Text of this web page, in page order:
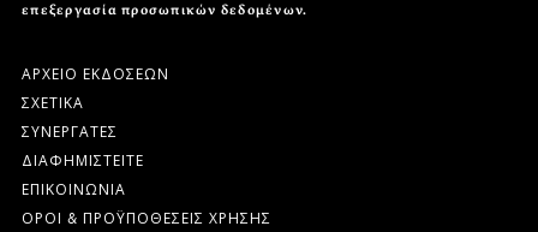
επεξεργασία προσωπικών δεδομένων.
ΑΡΧΕΙΟ ΕΚΔΟΣΕΩΝ
ΣΧΕΤΙΚΑ
ΣΥΝΕΡΓΑΤΕΣ
ΔΙΑΦΗΜΙΣΤΕΙΤΕ
ΕΠΙΚΟΙΝΩΝΙΑ
ΟΡΟΙ & ΠΡΟΫΠΟΘΕΣΕΙΣ ΧΡΗΣΗΣ